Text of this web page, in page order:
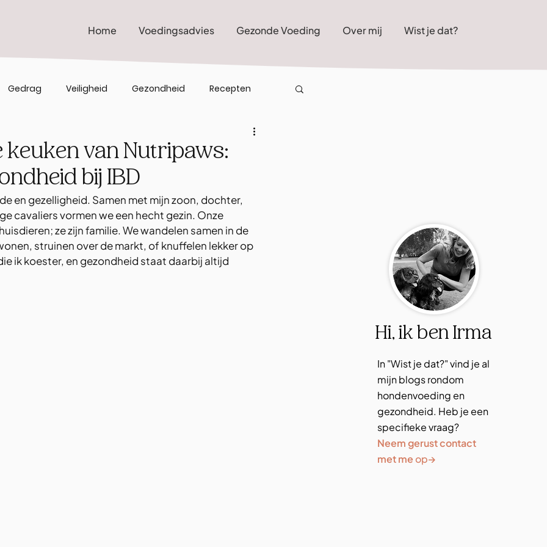
Home Voedingsadvies Gezonde Voeding Over mij Wist je dat?
Gedrag Veiligheid Gezondheid Recepten
keuken van Nutripaws:
bij IBD
en gezelligheid. Samen met mijn zoon, dochter,
cavaliers vormen we een hecht gezin. Onze
ze zijn familie. We wandelen samen in de
struinen over de markt, of knuffelen lekker op
ik koester, en gezondheid staat daarbij altijd
Hi, ik ben Irma
In "Wist je dat?" vind je al
mijn blogs rondom
hondenvoeding en
gezondheid. Heb je een
specifieke vraag?
Neem gerust contact
met meop→